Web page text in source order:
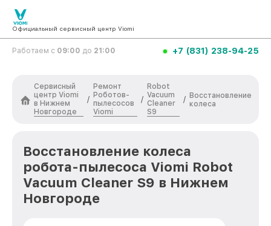
Официальный сервисный центр Viomi
Работаем с 09:00 до 21:00 +7 (831) 238-94-25
Сервисный
центр Viomi
в Нижнем
Новгороде
/
Ремонт
Роботов-
пылесосов
Viomi
/
Robot
Vacuum
Cleaner
S9
/ Восстановление
колеса
Восстановление колеса
робота-пылесоса Viomi Robot
Vacuum Cleaner S9 в Нижнем
Новгороде